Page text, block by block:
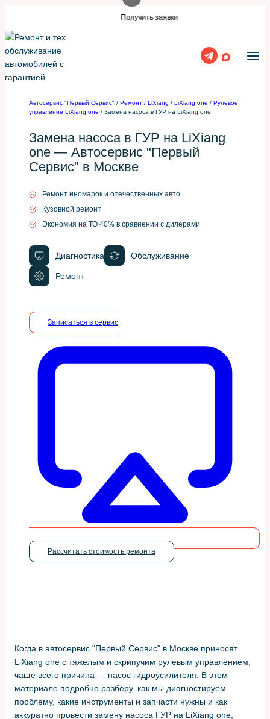
содержимому
Получить заявки
Автосервис "Первый Сервис" / Ремонт / LiXiang / LiXiang one / Рулевое
управление LiXiang one / Замена насоса в ГУР на LiXiang one
Замена насоса в ГУР на LiXiang
one — Автосервис "Первый
Сервис" в Москве
Ремонт иномарок и отечественных авто
Кузовной ремонт
Экономия на ТО 40% в сравнении с дилерами
Диагностика Обслуживание
Ремонт
Записаться в сервис
Рассчитать стоимость ремонта
Когда в автосервис "Первый Сервис" в Москве приносят
LiXiang one с тяжелым и скрипучим рулевым управлением,
чаще всего причина — насос гидроусилителя. В этом
материале подробно разберу, как мы диагностируем
проблему, какие инструменты и запчасти нужны и как
аккуратно провести замену насоса ГУР на LiXiang one,